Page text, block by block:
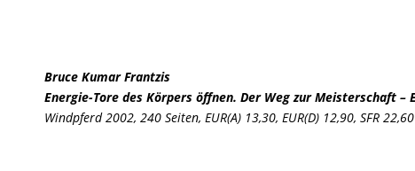
Bruce Kumar Frantzis
Energie-Tore des Körpers öffnen. Der Weg zur Meisterschaft
Windpferd 2002, 240 Seiten, EUR(A) 13,30, EUR(D) 12,90, SFR 22,60